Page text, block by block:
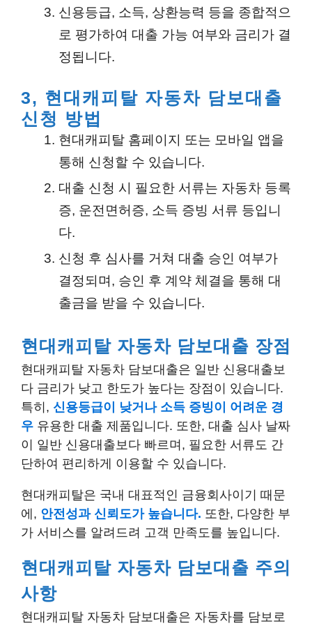
신용등급, 소득, 상환능력 등을 종합적으
로 평가하여 대출 가능 여부와 금리가 결
정됩니다.
3, 현대캐피탈 자동차 담보대출
신청 방법
현대캐피탈 홈페이지 또는 모바일 앱을
통해 신청할 수 있습니다.
대출 신청 시 필요한 서류는 자동차 등록
증, 운전면허증, 소득 증빙 서류 등입니
다.
신청 후 심사를 거쳐 대출 승인 여부가
결정되며, 승인 후 계약 체결을 통해 대
출금을 받을 수 있습니다.
현대캐피탈 자동차 담보대출 장점
현대캐피탈 자동차 담보대출은 일반 신용대출보
다 금리가 낮고 한도가 높다는 장점이 있습니다.
특히, 신용등급이 낮거나 소득 증빙이 어려운 경
우 유용한 대출 제품입니다. 또한, 대출 심사 날짜
이 일반 신용대출보다 빠르며, 필요한 서류도 간
단하여 편리하게 이용할 수 있습니다.
현대캐피탈은 국내 대표적인 금융회사이기 때문
에, 안전성과 신뢰도가 높습니다. 또한, 다양한 부
가 서비스를 알려드려 고객 만족도를 높입니다.
현대캐피탈 자동차 담보대출 주의
사항
현대캐피탈 자동차 담보대출은 자동차를 담보로